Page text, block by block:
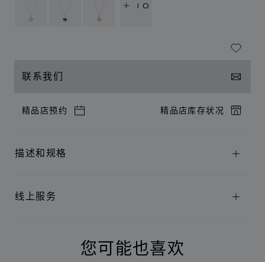
+ 10
联系我们
精品店预约 精品店库存状况
描述和规格
线上服务
您可能也喜欢